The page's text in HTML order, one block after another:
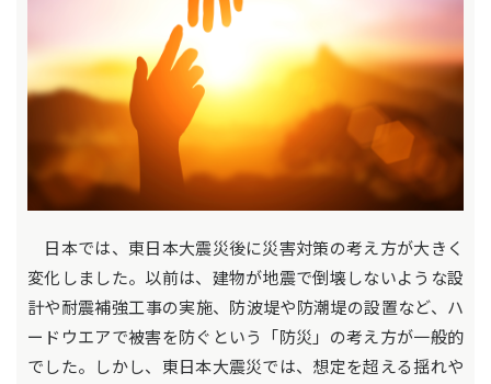
日本では、東日本大震災後に災害対策の考え方が大きく
変化しました。以前は、建物が地震で倒壊しないような設
計や耐震補強工事の実施、防波堤や防潮堤の設置など、ハ
ードウエアで被害を防ぐという「防災」の考え方が一般的
でした。しかし、東日本大震災では、想定を超える揺れや